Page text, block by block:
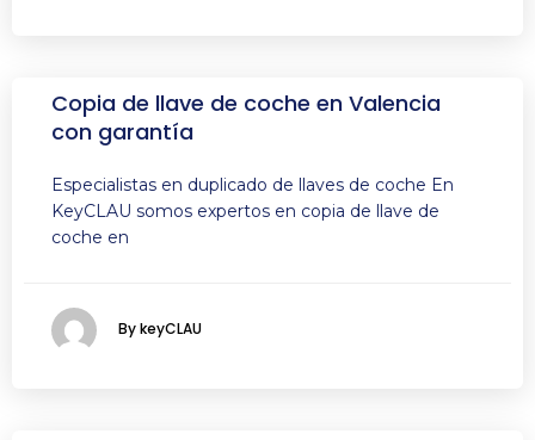
Copia de llave de coche en Valencia
con garantía
Especialistas en duplicado de llaves de coche En
KeyCLAU somos expertos en copia de llave de
coche en
By keyCLAU